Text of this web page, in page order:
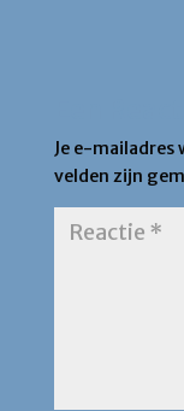
Je e-
velden zijn